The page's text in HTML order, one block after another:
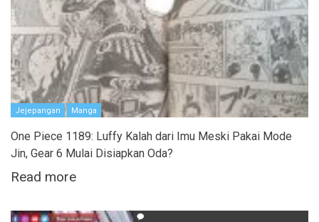
Jejepangan Manga
One Piece 1189: Luffy Kalah dari Imu Meski Pakai Mode
Jin, Gear 6 Mulai Disiapkan Oda?
Read more